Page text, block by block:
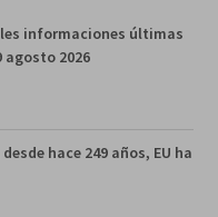
informaciones últimas
agosto 2026
hace 249 años, EU ha